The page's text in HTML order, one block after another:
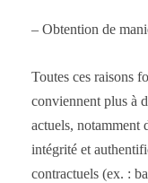
– Obtention de
Toutes ces raisons
conviennent plus à
actuels, notamment
intégrité et
contractuels (ex. :